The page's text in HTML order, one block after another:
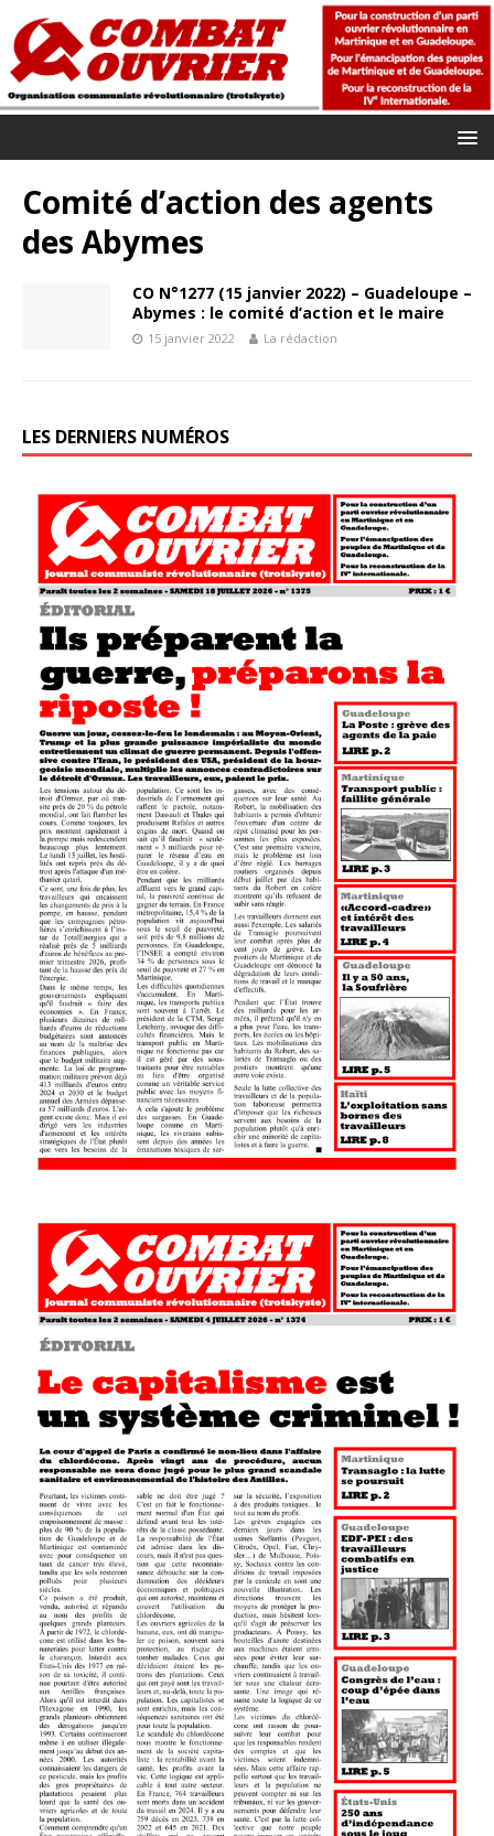
Comité d’action des agents
des Abymes
CO N°1277 (15 janvier 2022) – Guadeloupe –
Abymes : le comité d’action et le maire
15 janvier 2022 La rédaction
LES DERNIERS NUMÉROS